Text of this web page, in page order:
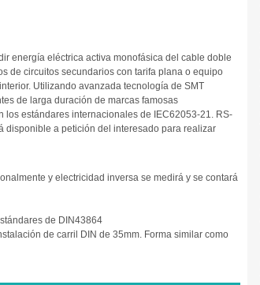
energía eléctrica activa monofásica del cable doble
de circuitos secundarios con tarifa plana o equipo
Utilizando avanzada tecnología de SMT
de larga duración de marcas famosas
estándares internacionales de IEC62053-21. RS-
disponible a petición del interesado para realizar
y electricidad inversa se medirá y se contará
de DIN43864
de carril DIN de 35mm. Forma similar como